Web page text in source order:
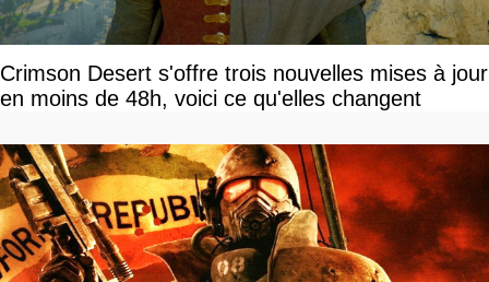
Crimson Desert s'offre trois nouvelles mises à jour
en moins de 48h, voici ce qu'elles changent